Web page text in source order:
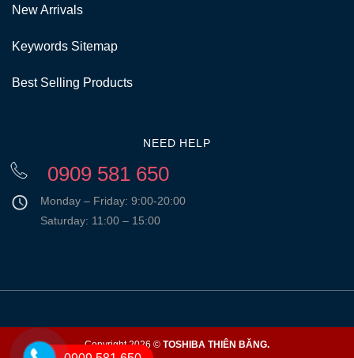
New Arrivals
Keywords Sitemap
Best Selling Products
NEED HELP
0909 581 650
Monday – Friday: 9:00-20:00
Saturday: 11:00 – 15:00
Copyright 2026 © TOSHIBA THIÊN BĂNG.